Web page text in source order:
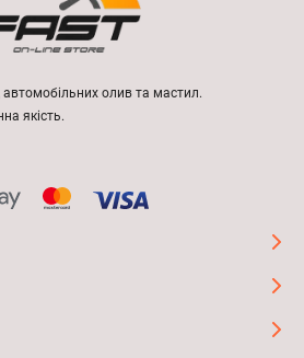
автомобільних олив та мастил.
якість.